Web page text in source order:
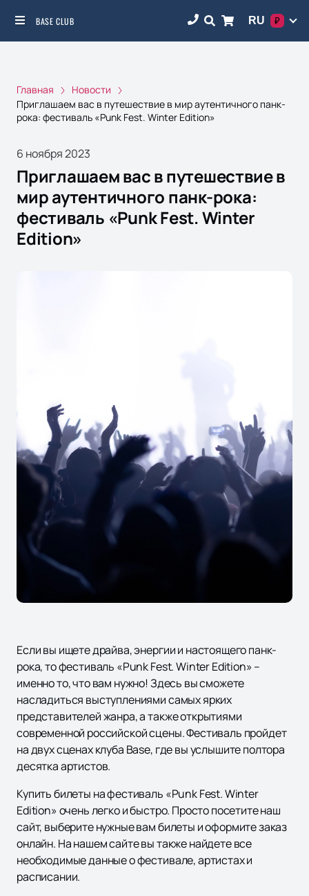
BASE CLUB RU ₽
Главная
Новости
Приглашаем вас в путешествие в мир аутентичного панк-
рока: фестиваль «Punk Fest. Winter Edition»
6 ноября 2023
Приглашаем вас в путешествие в
мир аутентичного панк-рока:
фестиваль «Punk Fest. Winter
Edition»
Если вы ищете драйва, энергии и настоящего панк-
рока, то фестиваль «Punk Fest. Winter Edition» –
именно то, что вам нужно! Здесь вы сможете
насладиться выступлениями самых ярких
представителей жанра, а также открытиями
современной российской сцены. Фестиваль пройдет
на двух сценах клуба Base, где вы услышите полтора
десятка артистов.
Купить билеты на фестиваль «Punk Fest. Winter
Edition» очень легко и быстро. Просто посетите наш
сайт, выберите нужные вам билеты и оформите заказ
онлайн. На нашем сайте вы также найдете все
необходимые данные о фестивале, артистах и
расписании.